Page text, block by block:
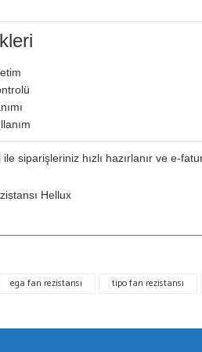
siparişleriniz hızlı hazırlanır ve e-
resim, ürün açıklamalarında ve diğer
teşekkür ederiz.
bozuk veya görüntülenemiyor.
ega fan rezistansı tipo fan rezistansı